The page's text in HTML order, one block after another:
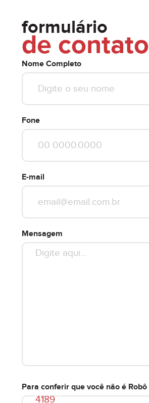
formulário
de contato
Nome Completo
Fone
E-mail
Mensagem
Para conferir que você não é Robô